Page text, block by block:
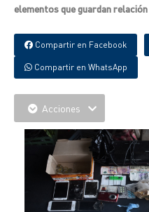
elementos que guardan
Compartir en Facebook
Compartir en WhatsApp
Acciones